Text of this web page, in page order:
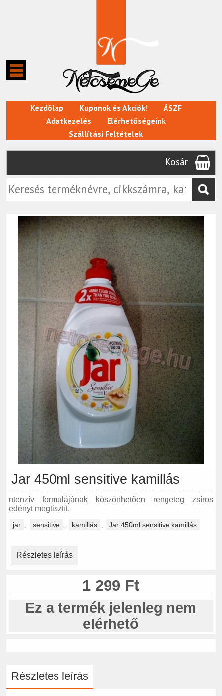
Kezdőlap Kuponok és Akciók!
ÁSZF
Adatkezelés
Elérhetőségeink
Szállítási Feltételek
Kosár
Jar 450ml sensitive kamillás
ntenzív formulájának köszönhetően rengeteg zsíros
edényt megtisztít.
jar sensitive kamillás Jar 450ml sensitive kamillás
Részletes leírás
1 299 Ft
Ez a termék jelenleg nem
elérhető
Részletes leírás